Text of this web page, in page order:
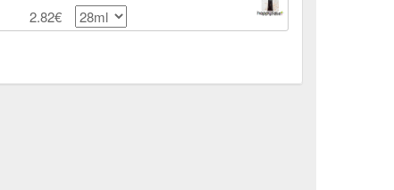
2.82€